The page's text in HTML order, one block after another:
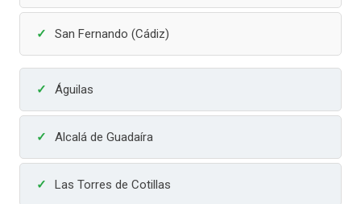
San Fernando (Cádiz)
Águilas
Alcalá de Guadaíra
Las Torres de Cotillas